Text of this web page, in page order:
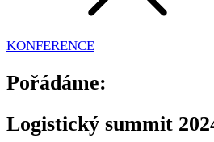
KONFERENCE
Pořádáme:
Logistický summit